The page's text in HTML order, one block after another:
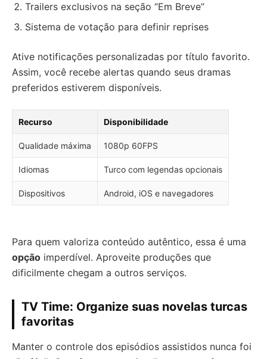
Trailers exclusivos na seção “Em Breve”
Sistema de votação para definir reprises
Ative notificações personalizadas por título favorito.
Assim, você recebe alertas quando seus dramas
preferidos estiverem disponíveis.
Recurso Disponibilidade
Qualidade máxima 1080p 60FPS
Idiomas Turco com legendas opcionais
Dispositivos Android, iOS e navegadores
Para quem valoriza conteúdo autêntico, essa é uma
opção imperdível. Aproveite produções que
dificilmente chegam a outros serviços.
TV Time: Organize suas novelas turcas
favoritas
Manter o controle dos episódios assistidos nunca foi